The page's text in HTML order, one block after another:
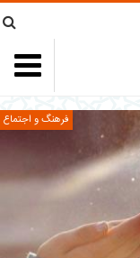
فرهنگ و اجتماع